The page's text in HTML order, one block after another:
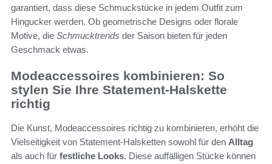
garantiert, dass diese Schmuckstücke in jedem Outfit zum
Hingucker werden. Ob geometrische Designs oder florale
Motive, die Schmucktrends der Saison bieten für jeden
Geschmack etwas.
Modeaccessoires kombinieren: So
stylen Sie Ihre Statement-Halskette
richtig
Die Kunst, Modeaccessoires richtig zu kombinieren, erhöht die
Vielseitigkeit von Statement-Halsketten sowohl für den Alltag
als auch für festliche Looks. Diese auffälligen Stücke können